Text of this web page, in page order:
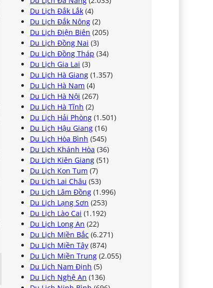
Du Lịch Đắk Lắk (4)
Du Lịch Đắk Nông (2)
Du Lịch Điện Biên (205)
Du Lịch Đồng Nai (3)
Du Lịch Đồng Tháp (34)
Du Lịch Gia Lai (3)
Du Lịch Hà Giang (1.357)
Du Lịch Hà Nam (4)
Du Lịch Hà Nội (267)
Du Lịch Hà Tĩnh (2)
Du Lịch Hải Phòng (1.501)
Du Lịch Hậu Giang (16)
Du Lịch Hòa Bình (545)
Du Lịch Khánh Hòa (36)
Du Lịch Kiên Giang (51)
Du Lịch Kon Tum (7)
Du Lịch Lai Châu (53)
Du Lịch Lâm Đồng (1.996)
Du Lịch Lạng Sơn (253)
Du Lịch Lào Cai (1.192)
Du Lịch Long An (22)
Du Lịch Miền Bắc (6.271)
Du Lịch Miền Tây (874)
Du Lịch Miền Trung (2.055)
Du Lịch Nam Định (5)
Du Lịch Nghệ An (136)